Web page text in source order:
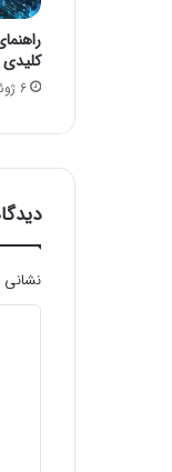
ر
و
ی
ج
ی
ی
س
ت
؟
کلیدی
6 ژوئن 2022